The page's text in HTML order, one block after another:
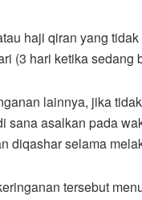
haji qiran yang
(3 hari ketika sedang
lainnya, jika
sana asalkan pada
diqashar selama
tersebut